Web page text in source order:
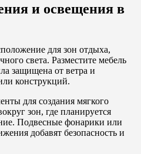
и освещения в
для зон отдыха,
света. Разместите мебель
защищена от ветра и
конструкций.
для создания мягкого
зон, где планируется
Подвесные фонарики или
добавят безопасность и